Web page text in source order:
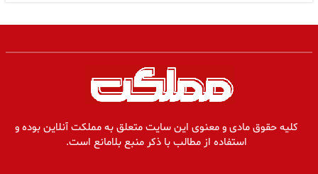
کلیه حقوق مادی و معنوی این سایت متعلق به مملکت آنلاین بوده و
استفاده از مطالب با ذکر منبع بلامانع است.